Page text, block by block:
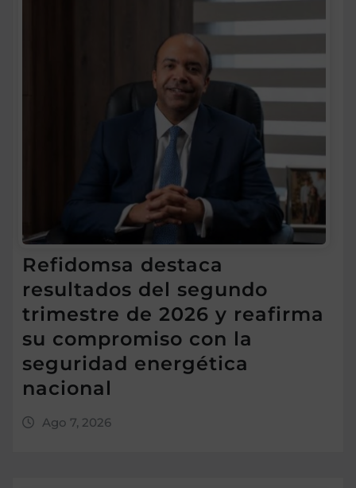
Refidomsa destaca
resultados del segundo
trimestre de 2026 y reafirma
su compromiso con la
seguridad energética
nacional
Ago 7, 2026